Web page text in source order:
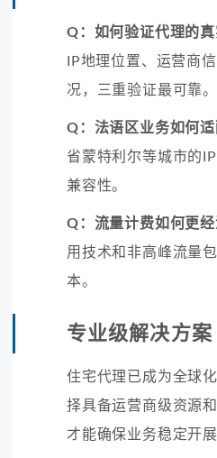
Q：如何验证代理的真
IP地理位置、运营商
况，三重验证最可靠。
Q：法语区业务如何适
省蒙特利尔等城市的
兼容性。
Q：流量计费如何更经
用技术和非高峰流量
本。
专业级解决方案
住宅代理已成为全球
择具备运营商级资源
才能确保业务稳定开展